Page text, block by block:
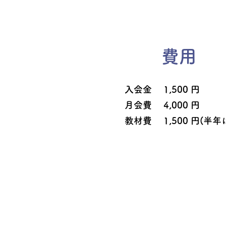
費用
入会金 1,500 円
月会費 4,000 円
教材費 1,500 円(半年